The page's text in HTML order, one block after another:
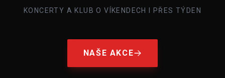
KONCERTY A KLUB O VÍKENDECH I PŘES TÝDEN
NAŠE AKCE